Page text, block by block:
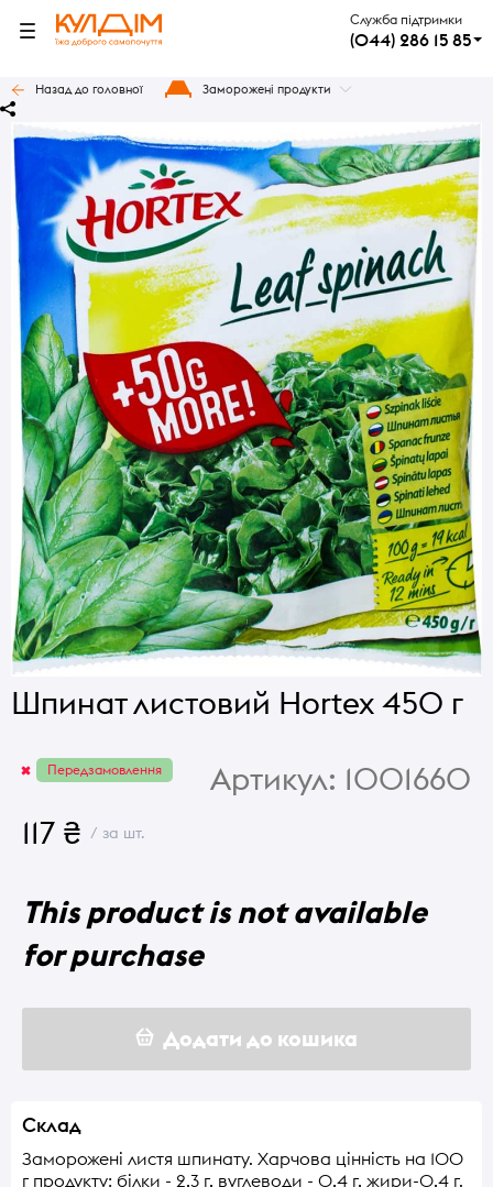
Служба підтримки
(044) 286 15 85
Назад до головної Заморожені продукти
Шпинат листовий Hortex 450 г
Передзамовлення Артикул: 1001660
117 ₴ / за шт.
This product is not available
for purchase
Додати до кошика
Склад
Заморожені листя шпинату. Харчова цінність на 100
г продукту: білки - 2,3 г, вуглеводи - 0,4 г, жири-0,4 г.